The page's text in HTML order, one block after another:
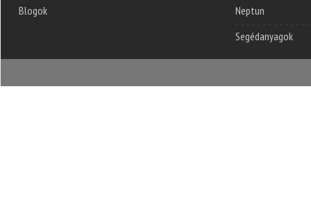
Blogok
Neptun
Segédanyagok